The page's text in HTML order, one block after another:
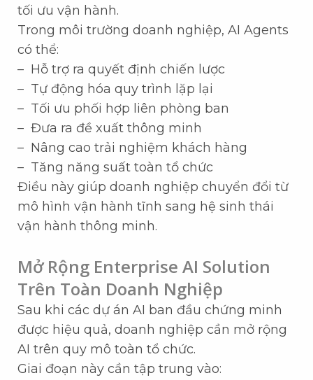
tối ưu vận hành.
Trong môi trường doanh nghiệp, AI Agents
có thể:
– Hỗ trợ ra quyết định chiến lược
– Tự động hóa quy trình lặp lại
– Tối ưu phối hợp liên phòng ban
– Đưa ra đề xuất thông minh
– Nâng cao trải nghiệm khách hàng
– Tăng năng suất toàn tổ chức
Điều này giúp doanh nghiệp chuyển đổi từ
mô hình vận hành tĩnh sang hệ sinh thái
vận hành thông minh.
Mở Rộng Enterprise AI Solution
Trên Toàn Doanh Nghiệp
Sau khi các dự án AI ban đầu chứng minh
được hiệu quả, doanh nghiệp cần mở rộng
AI trên quy mô toàn tổ chức.
Giai đoạn này cần tập trung vào: